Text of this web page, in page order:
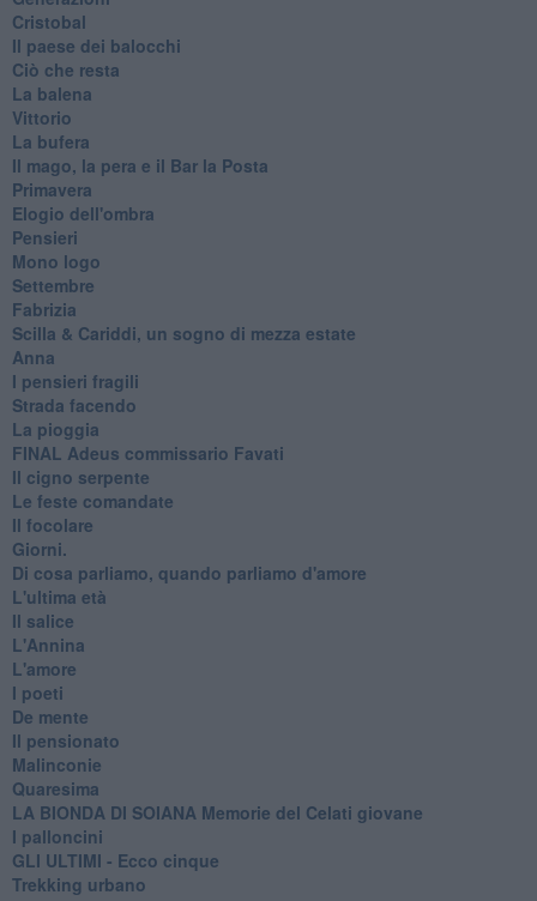
Cristobal
Il paese dei balocchi
Ciò che resta
La balena
Vittorio
La bufera
Il mago, la pera e il Bar la Posta
Primavera
Elogio dell'ombra
Pensieri
Mono logo
Settembre
Fabrizia
​Scilla & Cariddi, un sogno di mezza estate
Anna
I pensieri fragili
Strada facendo
La pioggia
FINAL Adeus commissario Favati
Il cigno serpente
Le feste comandate
Il focolare
Giorni.
Di cosa parliamo, quando parliamo d'amore
L'ultima età
Il salice
L'Annina
L'amore
I poeti
De mente
Il pensionato
Malinconie
Quaresima
LA BIONDA DI SOIANA Memorie del Celati giovane
I palloncini
GLI ULTIMI - Ecco cinque
Trekking urbano